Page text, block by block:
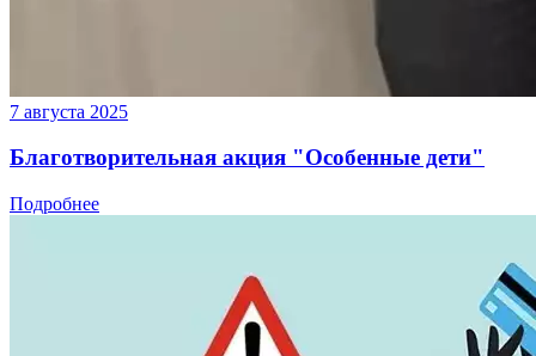
7 августа 2025
Благотворительная акция "Особенные дети"
Подробнее